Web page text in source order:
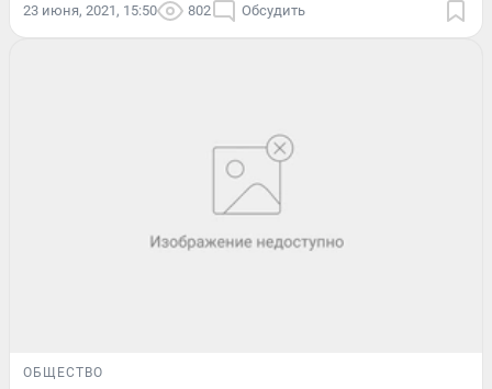
23 июня, 2021, 15:50 802 Обсудить
ОБЩЕСТВО